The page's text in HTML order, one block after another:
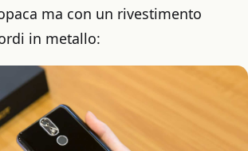
ma con un rivestimento
in metallo: